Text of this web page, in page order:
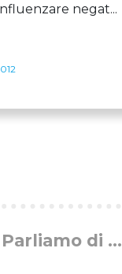
negat...
Parliamo di ...